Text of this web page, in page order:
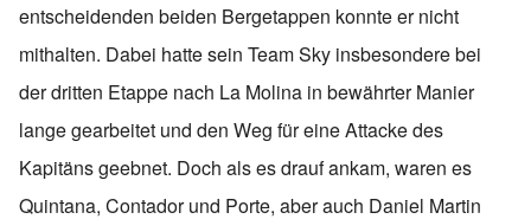
entscheidenden beiden Bergetappen konnte er nicht
mithalten. Dabei hatte sein Team Sky insbesondere bei
der dritten Etappe nach La Molina in bewährter Manier
lange gearbeitet und den Weg für eine Attacke des
Kapitäns geebnet. Doch als es drauf ankam, waren es
Quintana, Contador und Porte, aber auch Daniel Martin